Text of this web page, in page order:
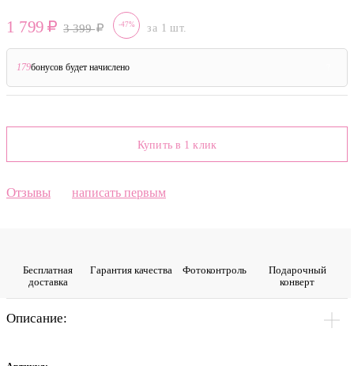
1 799 3 399 -47% за 1 шт.
179бонусов будет начислено
Купить в 1 клик
Отзывы написать первым
Бесплатная
доставка
Гарантия качества Фото­контроль
Подарочный
конверт
Описание: